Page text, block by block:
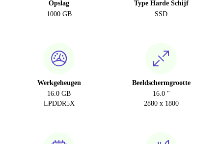
Opslag
1000 GB
Type Harde Schijf
SSD
Werkgeheugen
16.0 GB
LPDDR5X
Beeldschermgrootte
16.0 "
2880 x 1800